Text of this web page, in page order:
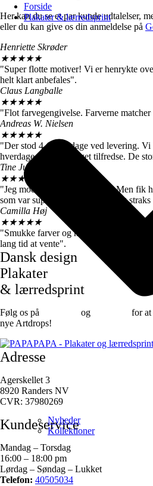
Forside
Plakater & lærredsprint
Nyheder
Kollektioner
Her kan du se et par kunde udtalelser,
eller du kan give os din anmeldelse på
Henriette Skrøder
★★★★★
"Super flotte motiver! Vi er henrykte
helt klart anbefales".
Claus Langballe
★★★★★
"Flot farvegengivelse. Farverne
Andreas W. Nielsen
★★★★★
"Der stod 4-6 hverdage ved levering. Vi
hverdage, så vi er meget tilfredse. De
Tine Juul
★★★
"Jeg modtog en forkert plakat. Men fik
som var super søde og sendte mig straks
Camilla Høj
★★★★★
"Smukke farver og motiver, de kom
lang tid at vente".
Dansk design
Plakater
& lærredsprint
Følg os på og
for at
nye Artdrops!
Adresse
Agerskellet 3
8920 Randers NV
CVR: 37980269
Kundeservice
Mandag – Torsdag
16:00 – 18:00 pm
Lørdag – Søndag – Lukket
Telefon: 40505034